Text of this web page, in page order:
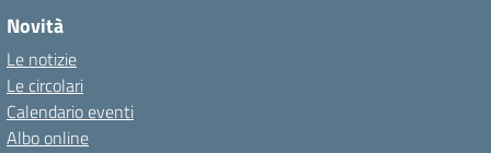
Novità
Le notizie
Le circolari
Calendario eventi
Albo online